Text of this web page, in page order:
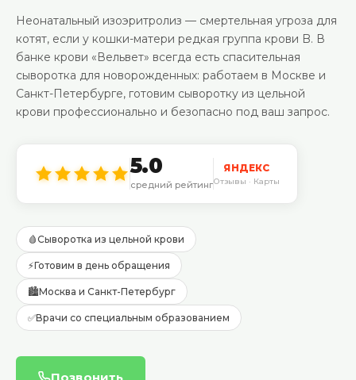
Неонатальный изоэритролиз — смертельная угроза для
котят, если у кошки-матери редкая группа крови B. В
банке крови «Вельвет» всегда есть спасительная
сыворотка для новорожденных: работаем в Москве и
Санкт-Петербурге, готовим сыворотку из цельной
крови профессионально и безопасно под ваш запрос.
5.0
средний рейтинг
ЯНДЕКС
Отзывы · Карты
🩸Сыворотка из цельной крови
⚡Готовим в день обращения
🏙️Москва и Санкт-Петербург
✅Врачи со специальным образованием